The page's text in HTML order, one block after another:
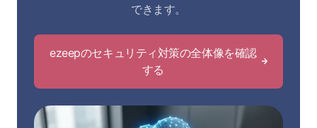
できます。
ezeepのセキュリティ対策の全体像を確認
する